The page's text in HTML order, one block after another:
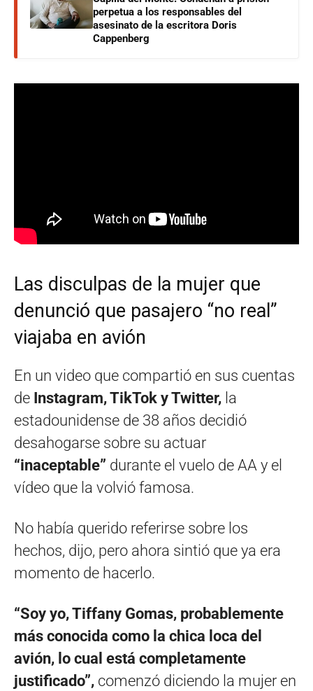
perpetua a los responsables del
asesinato de la escritora Doris
Cappenberg
Las disculpas de la mujer que
denunció que pasajero “no real”
viajaba en avión
En un video que compartió en sus cuentas
de Instagram, TikTok y Twitter, la
estadounidense de 38 años decidió
desahogarse sobre su actuar
“inaceptable” durante el vuelo de AA y el
vídeo que la volvió famosa.
No había querido referirse sobre los
hechos, dijo, pero ahora sintió que ya era
momento de hacerlo.
“Soy yo, Tiffany Gomas, probablemente
más conocida como la chica loca del
avión, lo cual está completamente
justificado”, comenzó diciendo la mujer en